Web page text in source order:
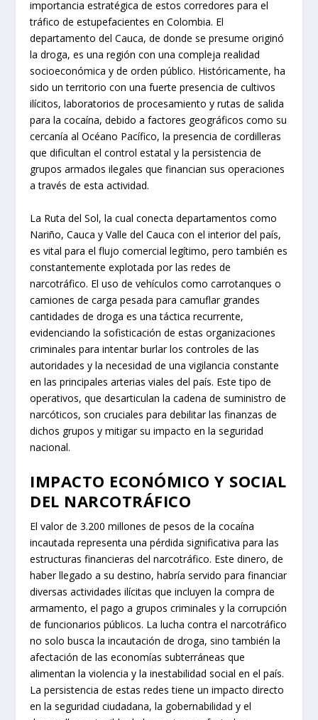
importancia estratégica de estos corredores para el
tráfico de estupefacientes en Colombia. El
departamento del Cauca, de donde se presume originó
la droga, es una región con una compleja realidad
socioeconómica y de orden público. Históricamente, ha
sido un territorio con una fuerte presencia de cultivos
ilícitos, laboratorios de procesamiento y rutas de salida
para la cocaína, debido a factores geográficos como su
cercanía al Océano Pacífico, la presencia de cordilleras
que dificultan el control estatal y la persistencia de
grupos armados ilegales que financian sus operaciones
a través de esta actividad.
La Ruta del Sol, la cual conecta departamentos como
Nariño, Cauca y Valle del Cauca con el interior del país,
es vital para el flujo comercial legítimo, pero también es
constantemente explotada por las redes de
narcotráfico. El uso de vehículos como carrotanques o
camiones de carga pesada para camuflar grandes
cantidades de droga es una táctica recurrente,
evidenciando la sofisticación de estas organizaciones
criminales para intentar burlar los controles de las
autoridades y la necesidad de una vigilancia constante
en las principales arterias viales del país. Este tipo de
operativos, que desarticulan la cadena de suministro de
narcóticos, son cruciales para debilitar las finanzas de
dichos grupos y mitigar su impacto en la seguridad
nacional.
IMPACTO ECONÓMICO Y SOCIAL
DEL NARCOTRÁFICO
El valor de 3.200 millones de pesos de la cocaína
incautada representa una pérdida significativa para las
estructuras financieras del narcotráfico. Este dinero, de
haber llegado a su destino, habría servido para financiar
diversas actividades ilícitas que incluyen la compra de
armamento, el pago a grupos criminales y la corrupción
de funcionarios públicos. La lucha contra el narcotráfico
no solo busca la incautación de droga, sino también la
afectación de las economías subterráneas que
alimentan la violencia y la inestabilidad social en el país.
La persistencia de estas redes tiene un impacto directo
en la seguridad ciudadana, la gobernabilidad y el